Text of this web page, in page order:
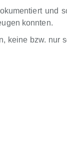
und
konnten.
keine bzw. nur